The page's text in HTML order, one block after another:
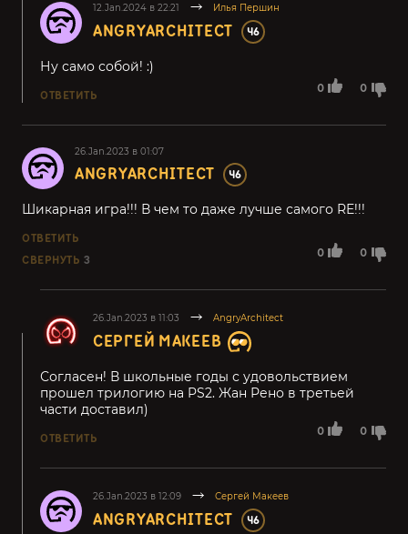
12.Jan.2024 в 22:21 Илья Першин
ANGRYARCHITECT 46
0 0
Ну само собой! :)
ОТВЕТИТЬ
26.Jan.2023 в 01:07
ANGRYARCHITECT 46
0 0
Шикарная игра!!! В чем то даже лучше самого RE!!!
ОТВЕТИТЬ
СВЕРНУТЬ 3
26.Jan.2023 в 11:03 AngryArchitect
СЕРГЕЙ МАКЕЕВ
0 0
Согласен! В школьные годы с удовольствием
прошел трилогию на PS2. Жан Рено в третьей
части доставил)
ОТВЕТИТЬ
26.Jan.2023 в 12:09 Сергей Макеев
ANGRYARCHITECT 46